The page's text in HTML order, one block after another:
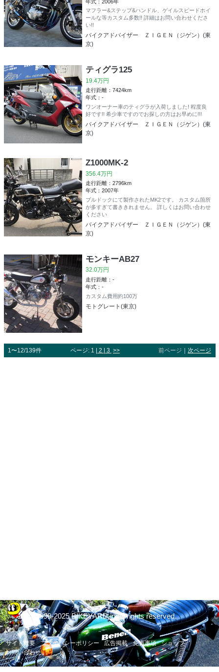
年式：2006年
マフラー&ステップ&ハンドル、ゲイルスピードホイ
ールな等カスタム多数!! 詳細はお問い合わせくださ
い!!
バイクアドバイザー ＺＩＧＥＮ（ジゲン）(東
京)
ティグラ125
19.4万円
走行距離：7424km
年式：-
ワンオーナー車のティグラが入荷しました! 程度良
好です!! 希少車ですのでお探しの方はお早めに!!!
バイクアドバイザー ＺＩＧＥＮ（ジゲン）(東
京)
Z1000MK-2
356.4万円
走行距離：2796km
年式：2007年
ブルドックにて製作されたMK2です。 カスタム箇所
が多すぎて書ききれません。 詳しくはお問い合わせ
ください
バイクアドバイザー ＺＩＧＥＮ（ジゲン）(東
京)
モンキーAB27
32.0万円
走行距離：-
年式：-
カスタム費用約100万
モトグレート(東京)
1〜12/139件 ページ: 1 | 2 | 3 >> 前ページ ｜ 次ページ
© 1999-2025 BIKEYARD.jp All rights reserved.
サイト概要 プライバシーポリシー 広告掲載 免責事項
ショップ
お問い合わせ